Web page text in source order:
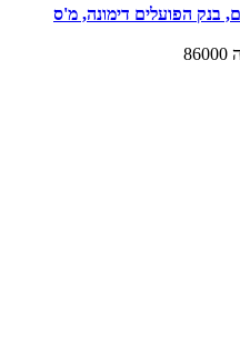
בנק הפועלים דימונה, מ'ס